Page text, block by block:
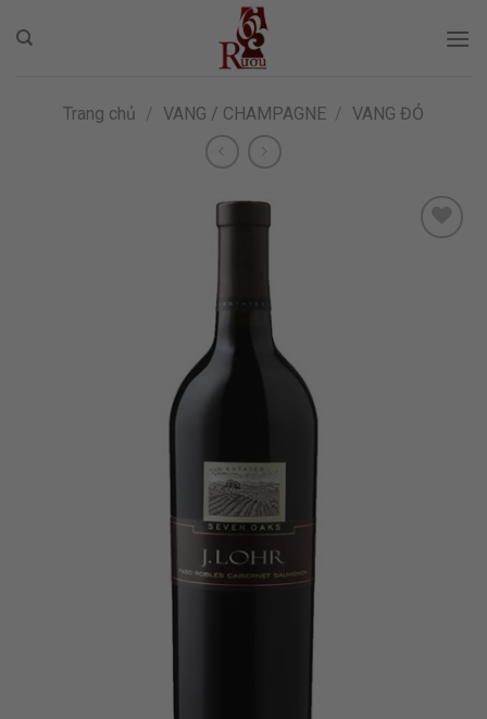
Trang chủ / VANG / CHAMPAGNE / VANG ĐỎ